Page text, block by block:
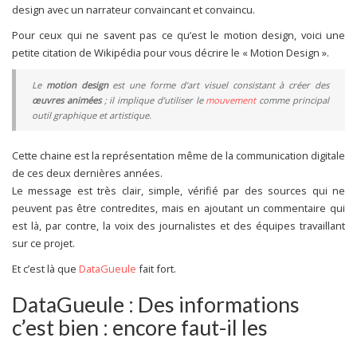
design avec un narrateur convaincant et convaincu.
Pour ceux qui ne savent pas ce qu’est le motion design, voici une
petite citation de Wikipédia pour vous décrire le « Motion Design ».
Le motion designest une forme d’art visuel consistant à créer des
œuvres animées; il implique d’utiliser le mouvementcomme principal
outil graphique et artistique.
Cette chaine est la représentation même de la communication digitale
de ces deux dernières années.
Le message est très clair, simple, vérifié par des sources qui ne
peuvent pas être contredites, mais en ajoutant un commentaire qui
est là, par contre, la voix des journalistes et des équipes travaillant
sur ce projet.
Et c’est là que DataGueule fait fort.
DataGueule : Des informations
c’est bien : encore faut-il les